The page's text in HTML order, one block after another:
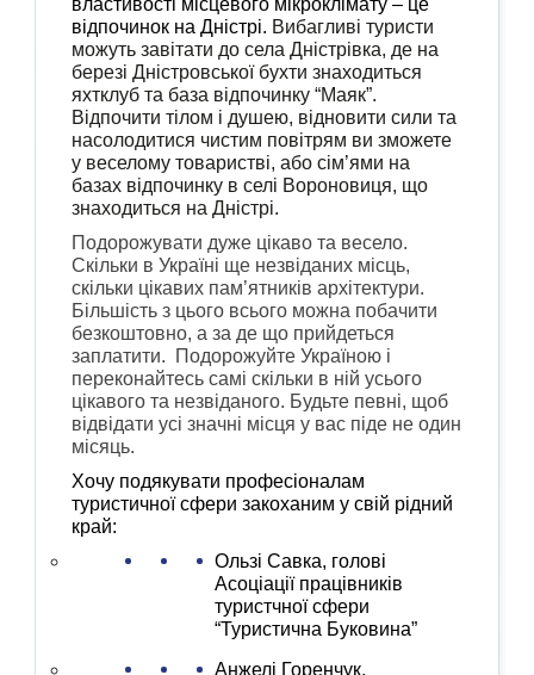
властивості місцевого мікроклімату – це
відпочинок на Дністрі. Вибагливі туристи
можуть завітати до села Дністрівка, де на
березі Дністровської бухти знаходиться
яхтклуб та база відпочинку “Маяк”.
Відпочити тілом і душею, відновити сили та
насолодитися чистим повітрям ви зможете
у веселому товаристві, або сім’ями на
базах відпочинку в селі Вороновиця, що
знаходиться на Дністрі.
Подорожувати дуже цікаво та весело.
Скільки в Україні ще незвіданих місць,
скільки цікавих пам’ятників архітектури.
Більшість з цього всього можна побачити
безкоштовно, а за де що прийдеться
заплатити.
Подорожуйте Україною і
переконайтесь самі скільки в ній усього
цікавого та незвіданого. Будьте певні, щоб
відвідати усі значні місця у вас піде не один
місяць.
Хочу подякувати професіоналам
туристичної сфери закоханим у свій рідний
край:
Ользі Савка, голові
Асоціації працівників
туристчної сфери
“Туристична Буковина”
Анжелі Горенчук,